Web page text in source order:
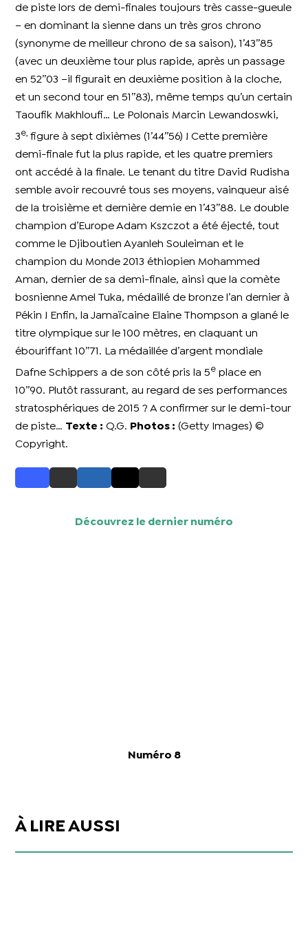
de piste lors de demi-finales toujours très casse-gueule
– en dominant la sienne dans un très gros chrono
(synonyme de meilleur chrono de sa saison), 1’43’’85
(avec un deuxième tour plus rapide, après un passage
en 52’’03 –il figurait en deuxième position à la cloche,
et un second tour en 51’’83), même temps qu’un certain
Taoufik Makhloufi… Le Polonais Marcin Lewandoswki,
3e,figure à sept dixièmes (1’44’’56) ! Cette première
demi-finale fut la plus rapide, et les quatre premiers
ont accédé à la finale. Le tenant du titre David Rudisha
semble avoir recouvré tous ses moyens, vainqueur aisé
de la troisième et dernière demie en 1’43’’88. Le double
champion d’Europe Adam Kszczot a été éjecté, tout
comme le Djiboutien Ayanleh Souleiman et le
champion du Monde 2013 éthiopien Mohammed
Aman, dernier de sa demi-finale, ainsi que la comète
bosnienne Amel Tuka, médaillé de bronze l’an dernier à
Pékin ! Enfin, la Jamaïcaine Elaine Thompson a glané le
titre olympique sur le 100 mètres, en claquant un
ébouriffant 10’’71. La médaillée d’argent mondiale
Dafne Schippers a de son côté pris la 5e place en
10’’90. Plutôt rassurant, au regard de ses performances
stratosphériques de 2015 ? A confirmer sur le demi-tour
de piste… Texte : Q.G. Photos : (Getty Images) ©
Copyright.
Découvrez le dernier numéro
Numéro 8
À LIRE AUSSI